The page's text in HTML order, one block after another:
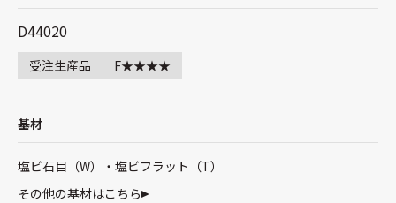
D44020
受注生産品 F★★★★
基材
塩ビ石目（W）・塩ビフラット（T）
その他の基材はこちら